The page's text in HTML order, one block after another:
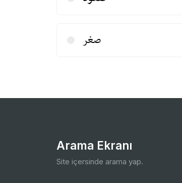
صغر
Arama Ekranı
Site içersinde arama yap.